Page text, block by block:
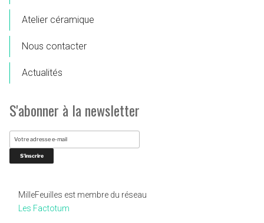
Atelier céramique
Nous contacter
Actualités
S'abonner à la newsletter
MilleFeuilles est membre du réseau
Les Factotum